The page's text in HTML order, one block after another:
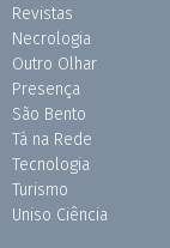
Revistas
Necrologia
Outro Olhar
Presença
São Bento
Tá na Rede
Tecnologia
Turismo
Uniso Ciência